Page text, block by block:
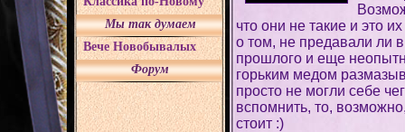
Мы так думаем
Вече Новобывалых
Форум
что они не такие и это
о том, не предавали ли
прошлого и еще
горьким медом
просто не могли себе
вспомнить, то,
стоит :)